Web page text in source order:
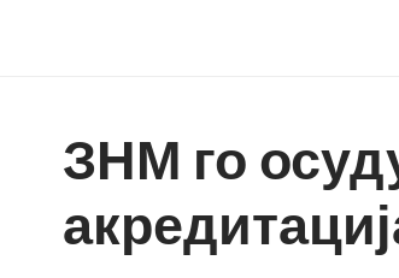
ЗНМ го